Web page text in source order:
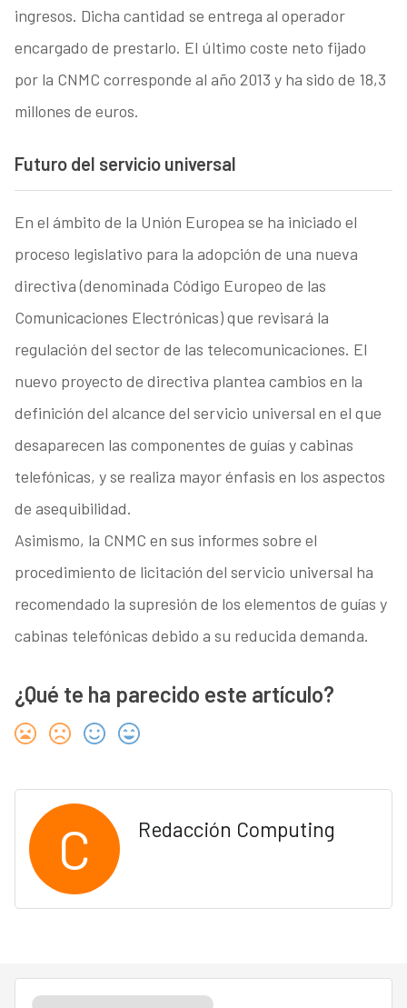
ingresos. Dicha cantidad se entrega al operador
encargado de prestarlo. El último coste neto fijado
por la CNMC corresponde al año 2013 y ha sido de 18,3
millones de euros.
Futuro del servicio universal
En el ámbito de la Unión Europea se ha iniciado el
proceso legislativo para la adopción de una nueva
directiva (denominada Código Europeo de las
Comunicaciones Electrónicas) que revisará la
regulación del sector de las telecomunicaciones. El
nuevo proyecto de directiva plantea cambios en la
definición del alcance del servicio universal en el que
desaparecen las componentes de guías y cabinas
telefónicas, y se realiza mayor énfasis en los aspectos
de asequibilidad.
Asimismo, la CNMC en sus informes sobre el
procedimiento de licitación del servicio universal ha
recomendado la supresión de los elementos de guías y
cabinas telefónicas debido a su reducida demanda.
¿Qué te ha parecido este artículo?
C Redacción Computing